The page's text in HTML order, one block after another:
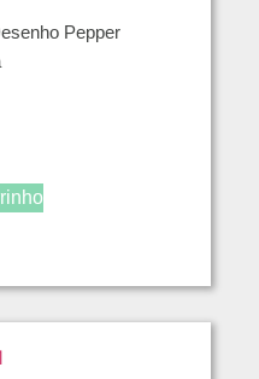
Pepper